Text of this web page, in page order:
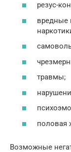
резус-
вредные
травмы;
половая
Возможные